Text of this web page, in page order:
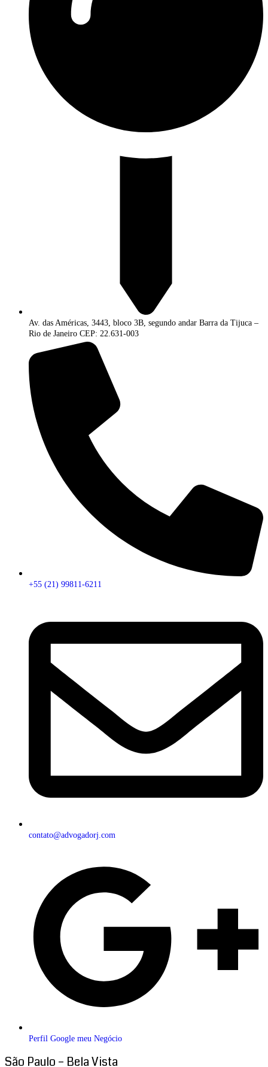
Av. das Américas, 3443, bloco 3B, segundo andar Barra da Tijuca –
Rio de Janeiro CEP: 22.631-003
+55 (21) 99811-6211
contato@advogadorj.com
Perfil Google meu Negócio
São Paulo – Bela Vista